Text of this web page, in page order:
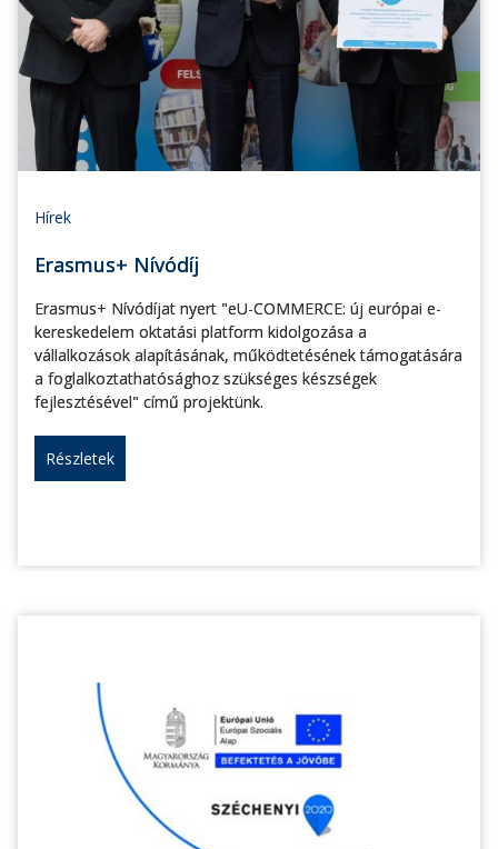
Hírek
Erasmus+ Nívódíj
Erasmus+ Nívódíjat nyert "eU-COMMERCE: új európai e-
kereskedelem oktatási platform kidolgozása a
vállalkozások alapításának, működtetésének támogatására
a foglalkoztathatósághoz szükséges készségek
fejlesztésével" című projektünk.
Részletek